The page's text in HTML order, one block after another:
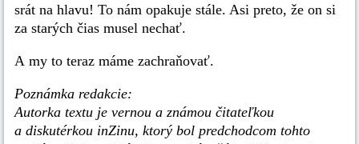
srát na hlavu! To nám opakuje stále. Asi preto, že on si
za starých čias musel nechať.
A my to teraz máme zachraňovať.
Poznámka redakcie:
Autorka textu je vernou a známou čitateľkou
a diskutérkou inZinu, ktorý bol predchodcom tohto